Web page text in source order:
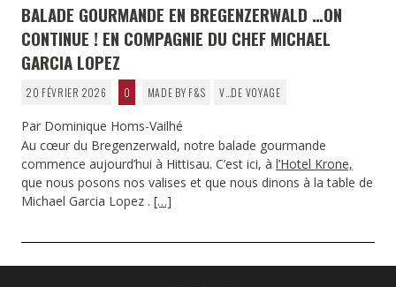
BALADE GOURMANDE EN BREGENZERWALD …ON
CONTINUE ! EN COMPAGNIE DU CHEF MICHAEL
GARCIA LOPEZ
20 FÉVRIER 2026 0 MADE BY F&S V…DE VOYAGE
Par Dominique Homs-Vailhé
Au cœur du Bregenzerwald, notre balade gourmande
commence aujourd’hui à Hittisau. C’est ici, à l’Hotel Krone,
que nous posons nos valises et que nous dinons à la table de
Michael Garcia Lopez . […]